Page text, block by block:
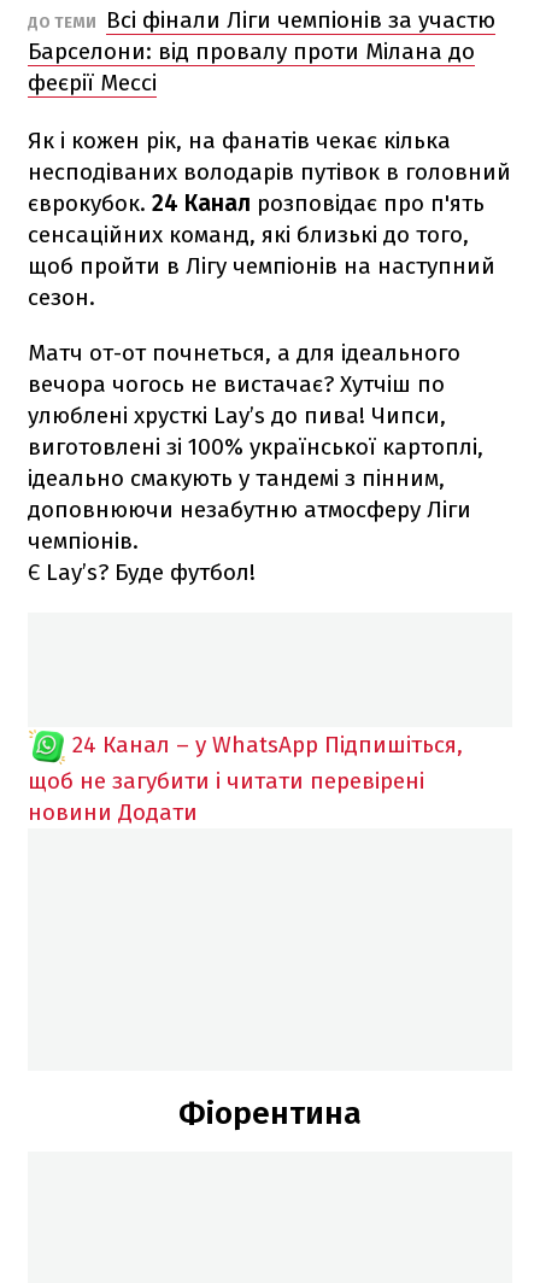
ДО ТЕМИ
Всі фінали Ліги чемпіонів за участю
Барселони: від провалу проти Мілана до
феєрії Мессі
Як і кожен рік, на фанатів чекає кілька
несподіваних володарів путівок в головний
єврокубок. 24 Канал розповідає про п'ять
сенсаційних команд, які близькі до того,
щоб пройти в Лігу чемпіонів на наступний
сезон.
Матч от-от почнеться, а для ідеального
вечора чогось не вистачає? Хутчіш по
улюблені хрусткі Lay’s до пива! Чипси,
виготовлені зі 100% української картоплі,
ідеально смакують у тандемі з пінним,
доповнюючи незабутню атмосферу Ліги
чемпіонів.
Є Lay’s? Буде футбол!
24 Канал – у WhatsApp Підпишіться,
щоб не загубити і читати перевірені
новини Додати
Фіорентина